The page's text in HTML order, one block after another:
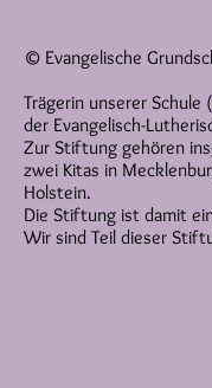
© Evangelische
Trägerin unserer
der Evangelisch-
Zur Stiftung gehören
zwei Kitas in
Holstein.
Die Stiftung ist damit
Wir sind Teil dieser